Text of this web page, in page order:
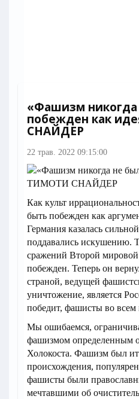
«Фашизм
побежден как
СНАЙДЕР
22 трав. 2022 09:15:00
Как культ
быть побежден как
Германия казалась
поддавались искушению.
сражений Второй
побежден. Теперь он
страной, ведущей
уничтожение, является
победит, фашисты во всем
Мы ошибаемся,
фашизмом определенным
Холокоста. Фашизм был
происхождения,
фашисты были
мечтавшими об